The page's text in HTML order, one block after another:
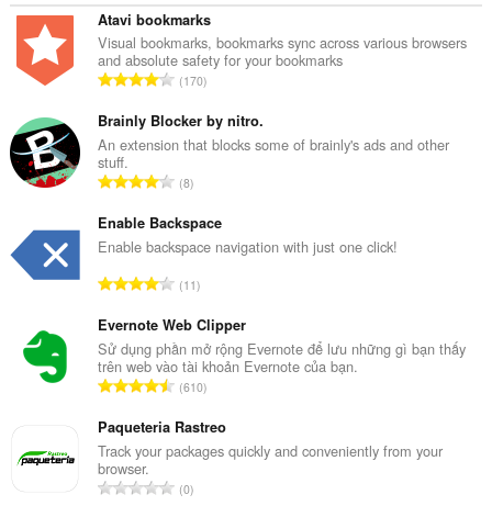
Atavi bookmarks
Visual bookmarks, bookmarks sync across various browsers
and absolute safety for your bookmarks
T
n
g
ố
ế
p
h
ạ
n
g
:
170
Brainly Blocker by nitro.
An extension that blocks some of brainly's ads and other
stuff.
T
n
g
ố
ế
p
h
ạ
n
g
8
Enable Backspace
Enable backspace navigation with just one click!
T
n
g
s
ố
ế
p
h
ạ
11
Evernote Web Clipper
Sử dụng phần mở rộng Evernote để lưu những gì bạn thấy
trên web vào tài khoản Evernote của bạn.
T
n
g
ố
610
Paqueteria Rastreo
Track your packages quickly and conveniently from your
browser.
T0